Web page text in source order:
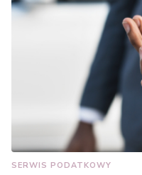
SERWIS PODATKOWY